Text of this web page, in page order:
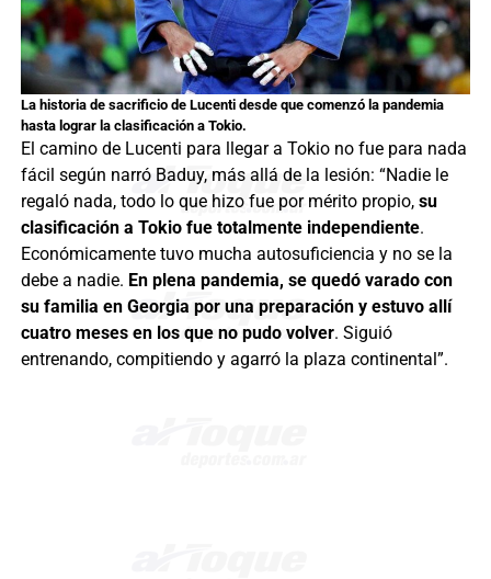
La historia de sacrificio de Lucenti desde que comenzó la pandemia
hasta lograr la clasificación a Tokio.
El camino de Lucenti para llegar a Tokio no fue para nada
fácil según narró Baduy, más allá de la lesión: “Nadie le
regaló nada, todo lo que hizo fue por mérito propio, su
clasificación a Tokio fue totalmente independiente.
Económicamente tuvo mucha autosuficiencia y no se la
debe a nadie. En plena pandemia, se quedó varado con
su familia en Georgia por una preparación y estuvo allí
cuatro meses en los que no pudo volver. Siguió
entrenando, compitiendo y agarró la plaza continental”.